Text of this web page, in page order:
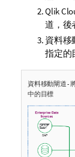
Qlik
道 ，
資料移
指定的
資料移動閘道-
中的目標